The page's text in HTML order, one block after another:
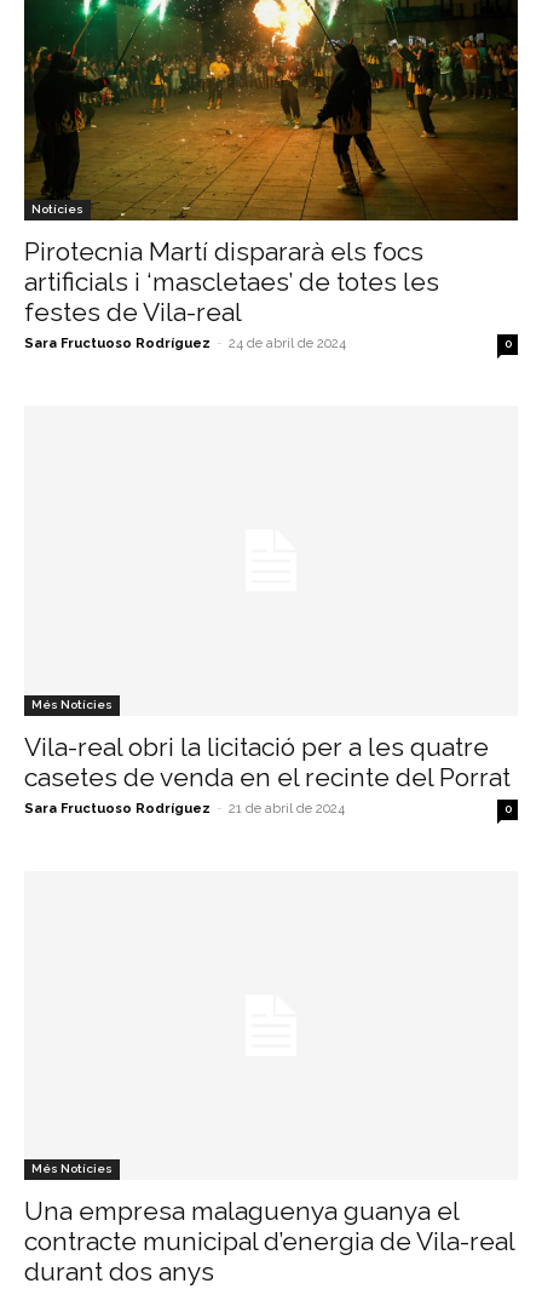
Notícies
Pirotecnia Martí dispararà els focs
artificials i ‘mascletaes’ de totes les
festes de Vila-real
Sara Fructuoso Rodríguez - 24 de abril de 2024 0
Més Notícies
Vila-real obri la licitació per a les quatre
casetes de venda en el recinte del Porrat
Sara Fructuoso Rodríguez - 21 de abril de 2024 0
Més Notícies
Una empresa malaguenya guanya el
contracte municipal d’energia de Vila-real
durant dos anys